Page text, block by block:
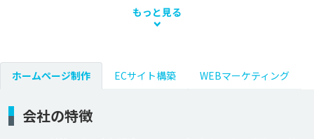
もっと見る
ホームページ制作 ECサイト構築 WEBマーケティング
会社の特徴